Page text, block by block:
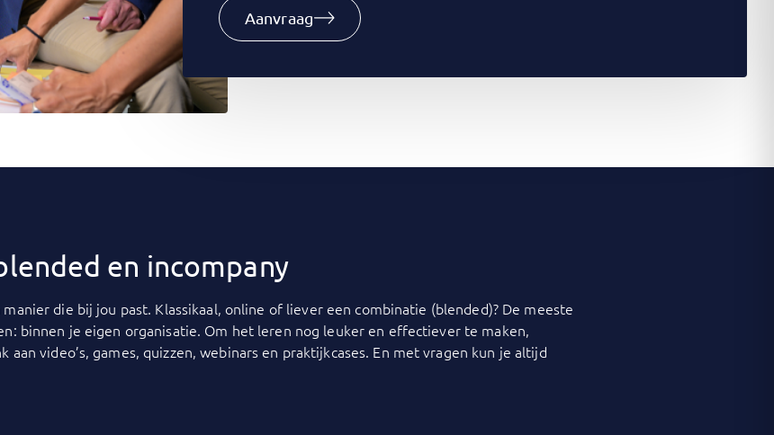
Aanvraag
en incompany
die bij jou past. Klassikaal, online of liever een combinatie (blended)? De meeste
binnen je eigen organisatie. Om het leren nog leuker en effectiever te maken,
video’s, games, quizzen, webinars en praktijkcases. En met vragen kun je altijd